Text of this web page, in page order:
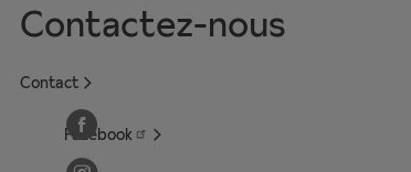
Contactez-nous
Contact
Facebook